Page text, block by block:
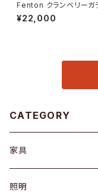
Fenton クランベリーガ
ッチャー
¥22,000
CATEGORY
家具
ソファ / ベンチ
照明